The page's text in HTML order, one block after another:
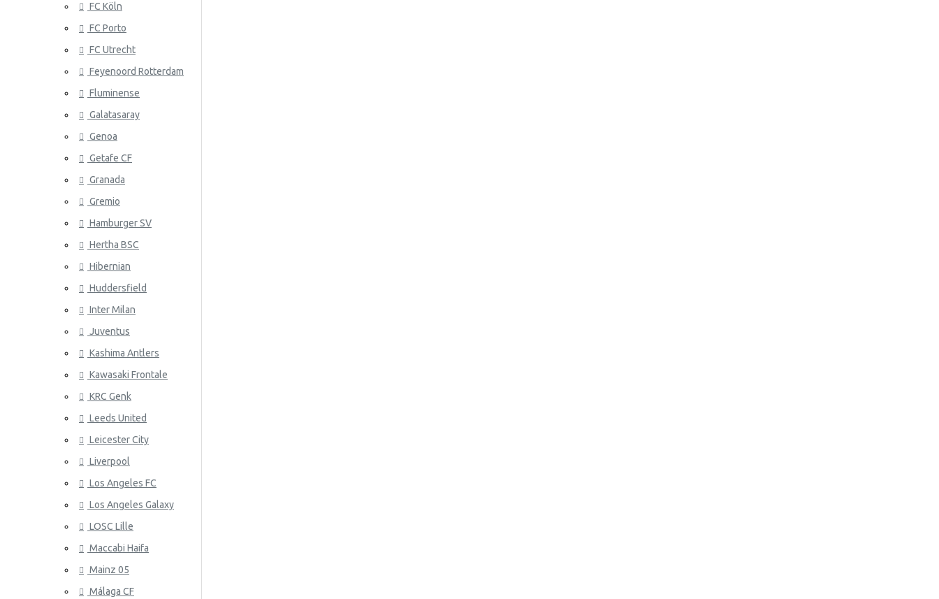
Slovakia
Espanja
Ruotsi
Tunisia
Turkki
Ukraina
Venezuela
Wales
FC Köln
FC Porto
FC Utrecht
Feyenoord Rotterdam
Fluminense
Galatasaray
Genoa
Getafe CF
Granada
Gremio
Hamburger SV
Hertha BSC
Hibernian
Huddersfield
Inter Milan
Juventus
Kashima Antlers
Kawasaki Frontale
KRC Genk
Leeds United
Leicester City
Liverpool
Los Angeles FC
Los Angeles Galaxy
LOSC Lille
Maccabi Haifa
Mainz 05
Málaga CF